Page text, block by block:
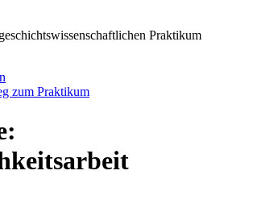
Praktikum
zum Praktikum